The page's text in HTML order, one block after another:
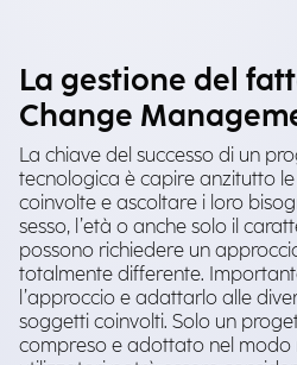
La gestione del
Change
La chiave del successo di un
tecnologica è capire anzitutto
coinvolte e ascoltare i loro
sesso, l’età o anche solo il
possono richiedere un
totalmente differente.
l’approccio e adattarlo alle
soggetti coinvolti. Solo un
compreso e adottato nel modo